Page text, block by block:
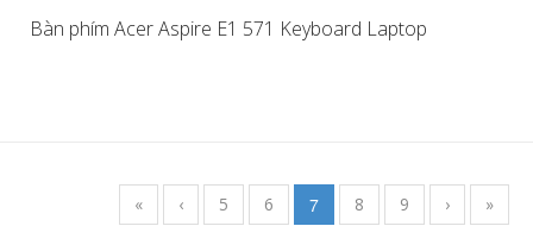
Bàn phím Acer Aspire E1 571 Keyboard Laptop
« ‹ 5 6 7 8 9 › »